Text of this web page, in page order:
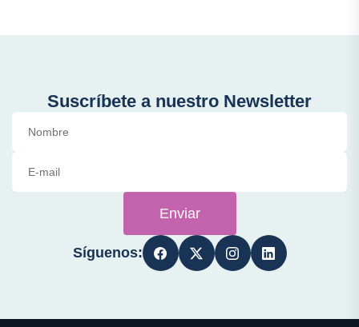
Suscríbete a nuestro Newsletter
Enviar
Síguenos: